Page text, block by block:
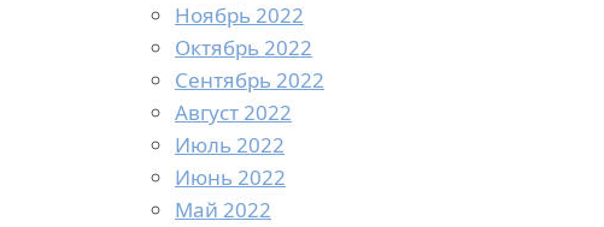
Ноябрь 2022
Октябрь 2022
Сентябрь 2022
Август 2022
Июль 2022
Июнь 2022
Май 2022